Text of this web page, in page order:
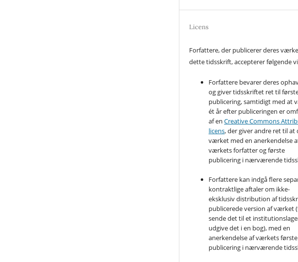
Licens
Forfattere, der publicerer deres
dette tidsskrift, accepterer følgende
Forfattere bevarer deres
og giver tidsskriftet ret til
publicering, samtidigt med at
ét år efter publiceringen er
af enCreative Commons
licens, der giver andre ret til at
værket med en anerkendelse
værkets forfatter og første
publicering i nærværende
Forfattere kan indgå flere
kontraktlige aftaler om ikke-
eksklusiv distribution af
publicerede version af værket
sende det til et
udgive det i en bog), med en
anerkendelse af værkets første
publicering i nærværende